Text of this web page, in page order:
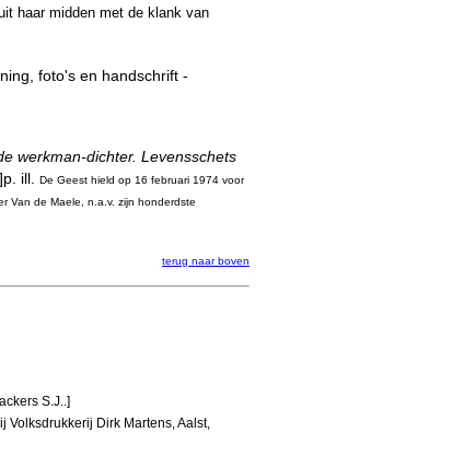
haar midden met de klank van
foto's en handschrift -
werkman-dichter. Levensschets
ill.
De Geest hield op 16 februari 1974 voor
Van de Maele, n.a.v. zijn honderdste
terug naar boven
S.J..]
Volksdrukkerij Dirk Martens, Aalst,